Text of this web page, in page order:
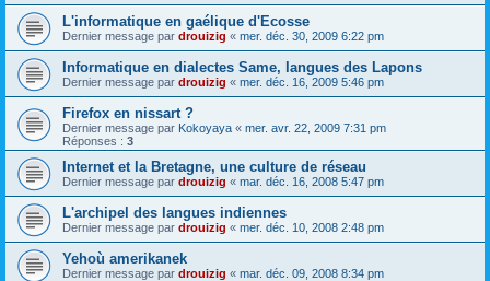
L'informatique en gaélique d'Ecosse
Dernier message par drouizig « mer. déc. 30, 2009 6:22 pm
Informatique en dialectes Same, langues des Lapons
Dernier message par drouizig « mer. déc. 16, 2009 5:46 pm
Firefox en nissart ?
Dernier message par Kokoyaya « mer. avr. 22, 2009 7:31 pm
Réponses : 3
Internet et la Bretagne, une culture de réseau
Dernier message par drouizig « mar. déc. 16, 2008 5:47 pm
L'archipel des langues indiennes
Dernier message par drouizig « mer. déc. 10, 2008 2:48 pm
Yehoù amerikanek
Dernier message par drouizig « mar. déc. 09, 2008 8:34 pm